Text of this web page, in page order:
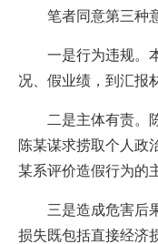
笔者同意第三种意
一是行为违规。本
况、假业绩，到汇报
二是主体有责。陈
陈某谋求捞取个人政
某系评价造假行为的
三是造成危害后果
损失既包括直接经济